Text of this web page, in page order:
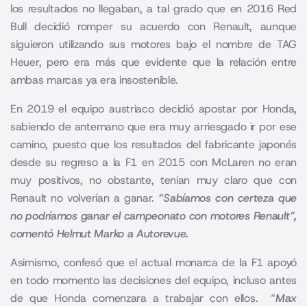
los resultados no llegaban, a tal grado que en 2016 Red
Bull decidió romper su acuerdo con Renault, aunque
siguieron utilizando sus motores bajo el nombre de TAG
Heuer, pero era más que evidente que la relación entre
ambas marcas ya era insostenible.
En 2019 el equipo austriaco decidió apostar por Honda,
sabiendo de antemano que era muy arriesgado ir por ese
camino, puesto que los resultados del fabricante japonés
desde su regreso a la F1 en 2015 con McLaren no eran
muy positivos, no obstante, tenían muy claro que con
Renault no volverían a ganar. “Sabíamos con certeza que
no podríamos ganar el campeonato con motores Renault”,
comentó Helmut Marko a Autorevue.
Asimismo, confesó que el actual monarca de la F1 apoyó
en todo momento las decisiones del equipo, incluso antes
de que Honda comenzara a trabajar con ellos. “Max